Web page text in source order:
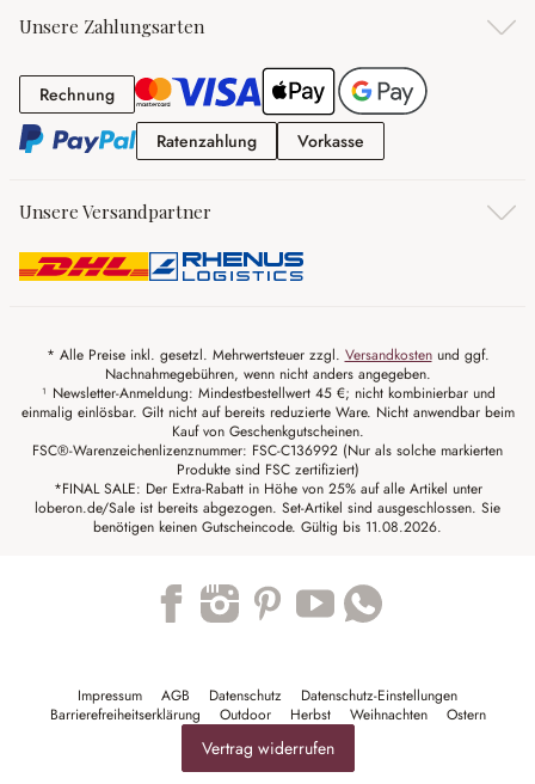
Unsere Zahlungsarten
RechnungRechnung
RatenzahlungRatenzahlung
Vorkasse
Unsere Versandpartner
* Alle Preise inkl. gesetzl. Mehrwertsteuer zzgl. Versandkostenund ggf.
Nachnahmegebühren, wenn nicht anders angegeben.
¹ Newsletter-Anmeldung: Mindestbestellwert 45 €; nicht kombinierbar und
einmalig einlösbar. Gilt nicht auf bereits reduzierte Ware. Nicht anwendbar beim
Kauf von Geschenkgutscheinen.
FSC®-Warenzeichenlizenznummer: FSC-C136992 (Nur als solche markierten
Produkte sind FSC zertifiziert)
*FINAL SALE: Der Extra-Rabatt in Höhe von 25% auf alle Artikel unter
loberon.de/Sale ist bereits abgezogen. Set-Artikel sind ausgeschlossen. Sie
benötigen keinen Gutscheincode. Gültig bis 11.08.2026.
Impressum AGB Datenschutz
Datenschutz-Einstellungen
Barrierefreiheitserklärung
Outdoor Herbst Weihnachten Ostern
Vertrag widerrufen